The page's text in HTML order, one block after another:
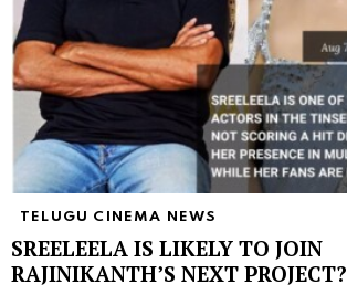
TELUGU CINEMA NEWS
SREELEELA IS LIKELY TO JOIN
RAJINIKANTH’S NEXT PROJECT?